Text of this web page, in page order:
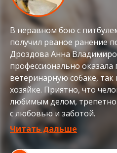
В неравном бою с
получил рваное ранение
Дроздова Анна
профессионально
ветеринарную собаке, так
хозяйке. Приятно, что
любимым делом,
с любовью и заботой.
Читать дальше